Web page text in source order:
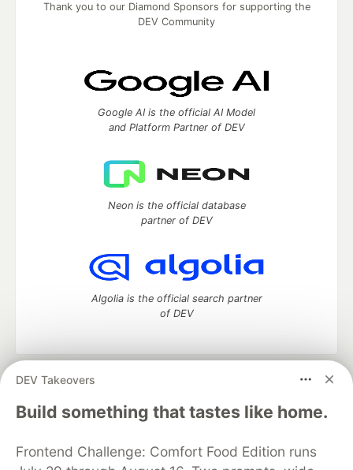
DEV Takeovers
Build something that tastes like home.
Frontend Challenge: Comfort Food Edition runs
Thank you to our Diamond Sponsors for supporting the
DEV Community
Google AI is the official AI Model
and Platform Partner of DEV
Neon is the official database
partner of DEV
Algolia is the official search partner
of DEV
DEV Community
— A space to discuss and keep up software
development and manage your software career
Home
DEV Challenges DEV++
Videos
Organization Accounts
DEV Showcase About
Contact